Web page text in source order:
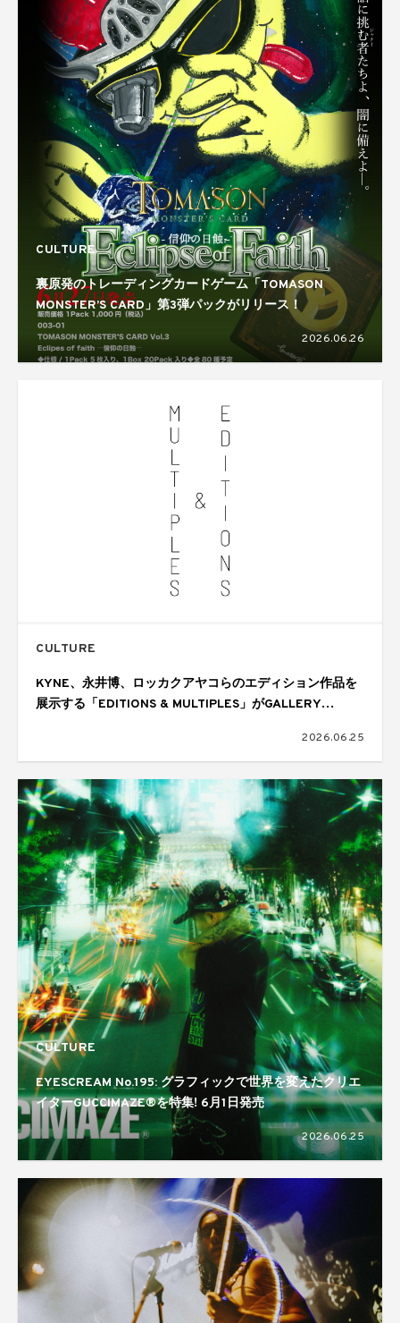
CULTURE
裏原発のトレーディングカードゲーム「TOMASON
MONSTER’S CARD」第3弾パックがリリース！
2026.06.26
CULTURE
KYNE、永井博、ロッカクアヤコらのエディション作品を
展示する「EDITIONS & MULTIPLES」がGALLERY
2026.06.25
CULTURE
EYESCREAM No.195: グラフィックで世界を変えたクリエ
イターGUCCIMAZE®を特集! 6月1日発売
2026.06.25